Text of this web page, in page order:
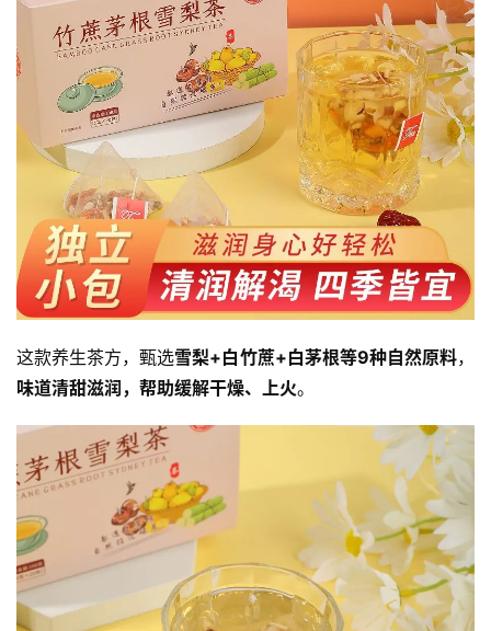
这款养生茶方，甄选雪梨+白竹蔗+白茅根等9种自然原料，
味道清甜滋润，帮助缓解干燥、上火。